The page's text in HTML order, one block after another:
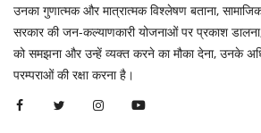
उनका गुणात्मक और मात्रात्मक विश्लेषण बताना,
सरकार की जन-कल्याणकारी योजनाओं पर प्रकाश
को समझना और उन्हें व्यक्त करने का मौका देना, उनके
परम्पराओं की रक्षा करना है।